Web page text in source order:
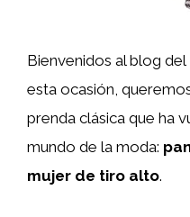
Bienvenidos al blog
esta ocasión,
prenda clásica que ha
mundo de la moda:
mujer de tiro alto.